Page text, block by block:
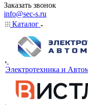
Заказать звонок
info@sec-s.ru
Каталог
Электротехника и